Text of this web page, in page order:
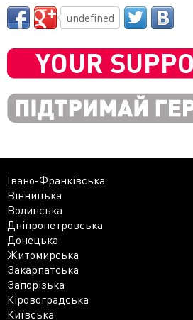
undefined
Івано-Франківська
Вінницька
Волинська
Дніпропетровська
Донецька
Житомирська
Закарпатська
Запорізька
Кіровоградська
Київська